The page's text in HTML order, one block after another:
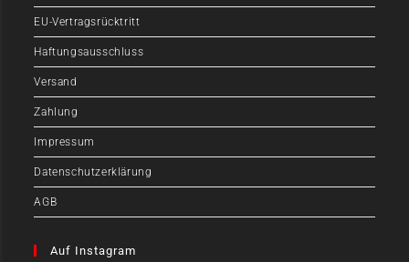
EU-Vertragsrücktritt
Haftungsausschluss
Versand
Zahlung
Impressum
Datenschutzerklärung
AGB
Auf Instagram